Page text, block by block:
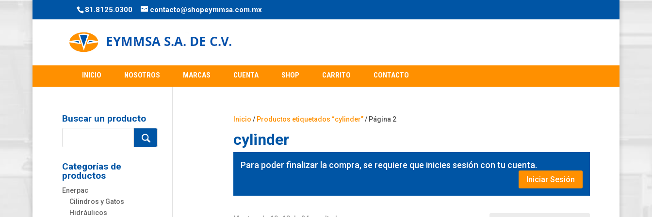
81.8125.0300 contacto@shopeymmsa.com.mx
INICIO NOSOTROS MARCAS CUENTA SHOP CARRITO CONTACTO
Inicio / Productos etiquetados “cylinder”/ Página 2
cylinder
Para poder finalizar la compra, se requiere que inicies sesión con tu cuenta.
Iniciar Sesión
Buscar un producto
Categorías de
productos
Enerpac
Cilindros y Gatos
Hidráulicos